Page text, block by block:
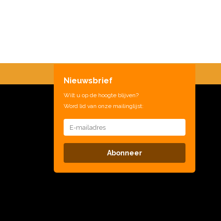
Nieuwsbrief
Wilt u op de hoogte blijven?
Word lid van onze mailinglijst:
Abonneer